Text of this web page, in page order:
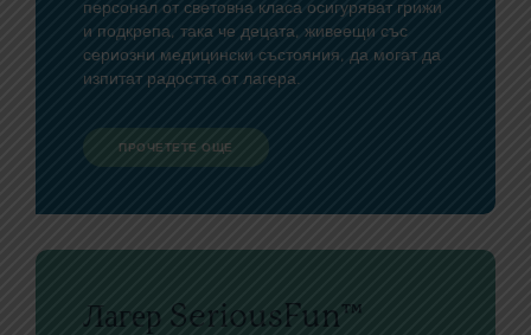
персонал от световна класа осигуряват грижи
и подкрепа, така че децата, живеещи със
сериозни медицински състояния, да могат да
изпитат радостта от лагера.
ПРОЧЕТЕТЕ ОЩЕ
Лагер SeriousFun™